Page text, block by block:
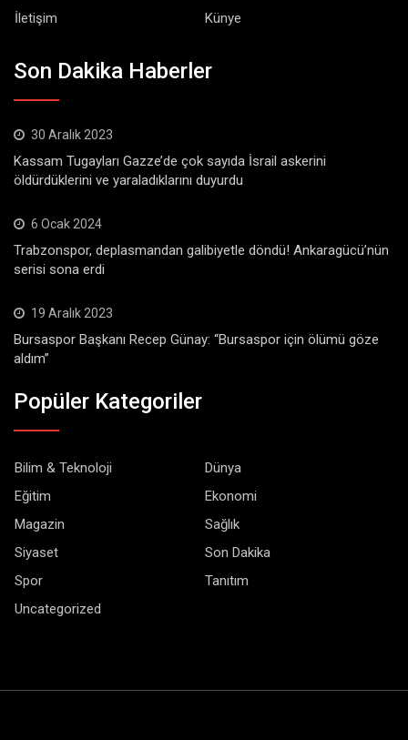
İletişim
Künye
Son Dakika Haberler
30 Aralık 2023
Kassam Tugayları Gazze’de çok sayıda İsrail askerini
öldürdüklerini ve yaraladıklarını duyurdu
6 Ocak 2024
Trabzonspor, deplasmandan galibiyetle döndü! Ankaragücü’nün
serisi sona erdi
19 Aralık 2023
Bursaspor Başkanı Recep Günay: “Bursaspor için ölümü göze
aldım”
Popüler Kategoriler
Bilim & Teknoloji
Dünya
Eğitim
Ekonomi
Magazin
Sağlık
Siyaset
Son Dakika
Spor
Tanıtım
Uncategorized